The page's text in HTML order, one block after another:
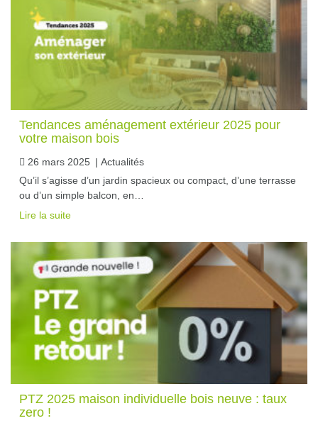
Tendances aménagement extérieur 2025 pour
votre maison bois
26 mars 2025 | Actualités
Qu’il s’agisse d’un jardin spacieux ou compact, d’une terrasse
ou d’un simple balcon, en…
Lire la suite
PTZ 2025 maison individuelle bois neuve : taux
zero !